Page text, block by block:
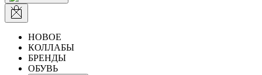
НОВОЕ
КОЛЛАБЫ
БРЕНДЫ
ОБУВЬ